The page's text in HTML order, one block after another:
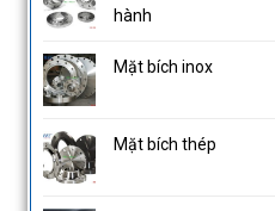
hành
Mặt bích inox
Mặt bích thép